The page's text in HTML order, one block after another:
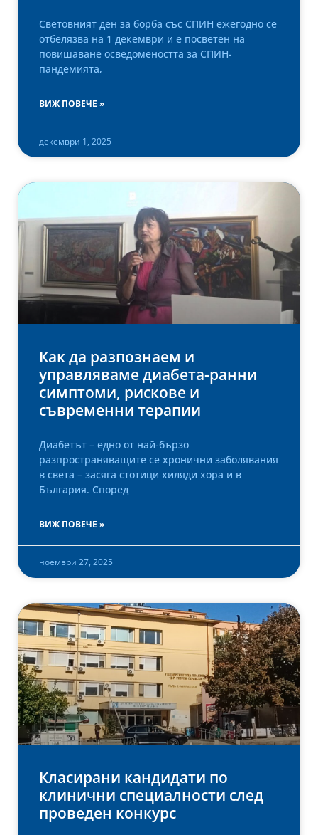
Световният ден за борба със СПИН ежегодно се
отбелязва на 1 декември и е посветен на
повишаване осведомеността за СПИН-
пандемията,
ВИЖ ПОВЕЧЕ »
декември 1, 2025
Как да разпознаем и
управляваме диабета-ранни
симптоми, рискове и
съвременни терапии
Диабетът – едно от най-бързо
разпространяващите се хронични заболявания
в света – засяга стотици хиляди хора и в
България. Според
ВИЖ ПОВЕЧЕ »
ноември 27, 2025
Класирани кандидати по
клинични специалности след
проведен конкурс